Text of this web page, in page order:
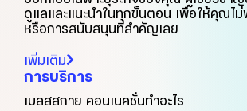
ดูแลและแนะนำในทุกขั้นตอน เพื่อให้คุณไ
หรือการสนับสนุนที่สำคัญเลย
เพิ่มเติม
การบริการ
เบลสสกาย คอนเนคชั่นทำอะไร